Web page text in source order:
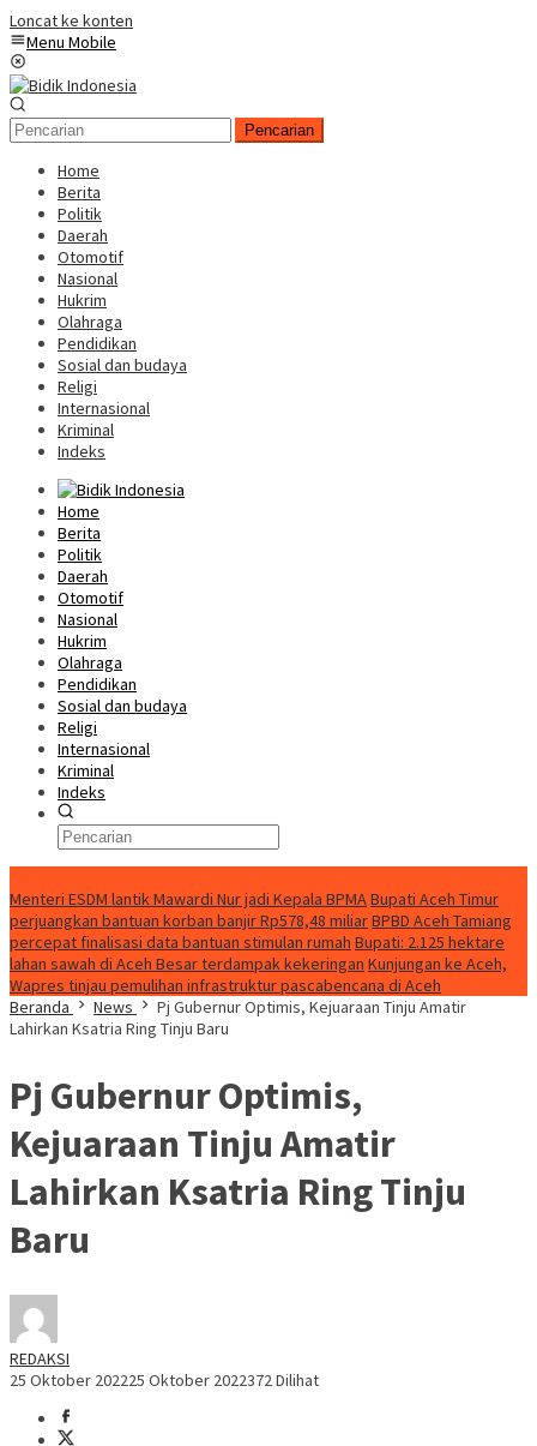
Loncat ke konten
Menu Mobile
Pencarian
Home
Berita
Politik
Daerah
Otomotif
Nasional
Hukrim
Olahraga
Pendidikan
Sosial dan budaya
Religi
Internasional
Kriminal
Indeks
Home
Berita
Politik
Daerah
Otomotif
Nasional
Hukrim
Olahraga
Pendidikan
Sosial dan budaya
Religi
Internasional
Kriminal
Indeks
Menteri ESDM lantik Mawardi Nur jadi Kepala BPMABupati Aceh Timur
perjuangkan bantuan korban banjir Rp578,48 miliarBPBD Aceh Tamiang
percepat finalisasi data bantuan stimulan rumah Bupati: 2.125 hektare
lahan sawah di Aceh Besar terdampak kekeringan Kunjungan ke Aceh,
Wapres tinjau pemulihan infrastruktur pascabencana di Aceh
Beranda
News
Pj Gubernur Optimis, Kejuaraan Tinju Amatir
Lahirkan Ksatria Ring Tinju Baru
Pj Gubernur Optimis,
Kejuaraan Tinju Amatir
Lahirkan Ksatria Ring Tinju
Baru
REDAKSI
25 Oktober 202225 Oktober 2022372 Dilihat